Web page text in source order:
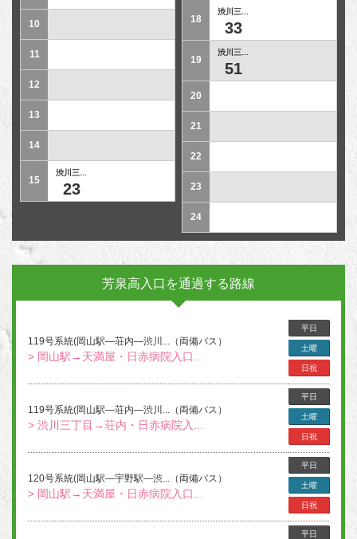
10
11
12
13
14
15
渋川三...
23
18
渋川三...
33
19
渋川三...
51
20
21
22
23
24
芳泉高入口を通過する路線
119号系統(岡山駅―荘内―渋川...（両備バス）
> 岡山駅→天満屋・日赤病院入口...
平日
土曜
日祝
119号系統(岡山駅―荘内―渋川...（両備バス）
> 渋川三丁目→荘内・日赤病院入...
平日
土曜
日祝
120号系統(岡山駅―宇野駅―渋...（両備バス）
> 岡山駅→天満屋・日赤病院入口...
平日
土曜
日祝
平日